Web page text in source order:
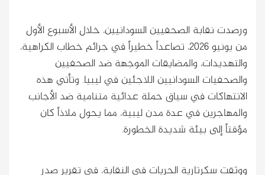
ورصدت نقابة الصحفيين السودانيين، خلال الأسبوع الأول
من يونيو 2026، تصاعداً خطيراً في جرائم خطاب الكراهية،
والتهديدات، والمضايقات الموجهة ضد الصحفيين
والصحفيات السودانيين اللاجئين في ليبيا. وتأتي هذه
الانتهاكات في سياق حملة عدائية متنامية ضد الأجانب
والمهاجرين في عدة مدن ليبية، مما يحول ملاذاً كان
مؤقتاً إلى بيئة شديدة الخطورة.
ووثقت سكرتارية الحريات في النقابة، في تقرير صدر